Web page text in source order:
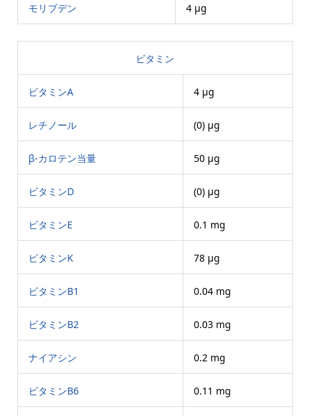
モリブデン 4 μg
ビタミン
ビタミンA 4 μg
レチノール (0) μg
β-カロテン当量 50 μg
ビタミンD (0) μg
ビタミンE 0.1 mg
ビタミンK 78 μg
ビタミンB1 0.04 mg
ビタミンB2 0.03 mg
ナイアシン 0.2 mg
ビタミンB6 0.11 mg